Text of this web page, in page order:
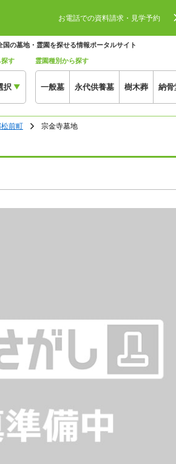
お電話での資料請求・見学予約
の墓地・霊園を探せる情報ポータルサイト
す
択 ▼
霊園種別から探す
一般墓 永代供養墓 樹木葬 納骨
前町 宗金寺墓地